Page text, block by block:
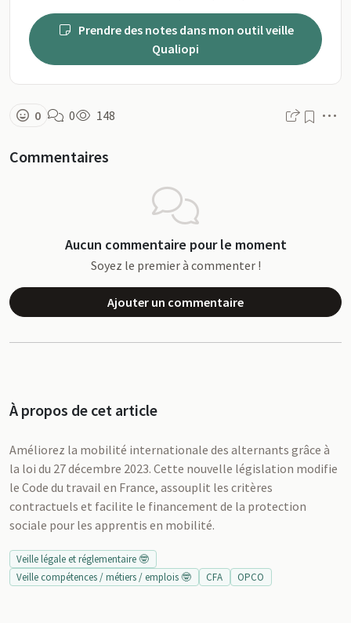
Qualiopi
0 0 148
Commentaires
Aucun commentaire pour le moment
Soyez le premier à commenter !
Ajouter un commentaire
À propos de cet article
Améliorez la mobilité internationale des alternants grâce à
la loi du 27 décembre 2023. Cette nouvelle législation modifie
le Code du travail en France, assouplit les critères
contractuels et facilite le financement de la protection
sociale pour les apprentis en mobilité.
Veille légale et réglementaire 🤓
Veille compétences / métiers / emplois 🤓
CFA OPCO